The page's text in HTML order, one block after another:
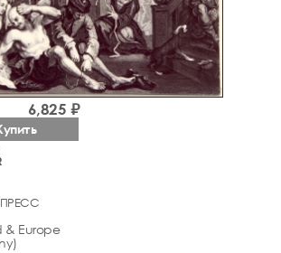
& Europe
6,825 ₽